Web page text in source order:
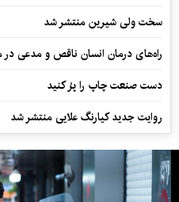
سخت ولی شیرین منتشر شد
راه‌های درمان انسان ناقص و مدعی در
دست صنعت چاپ را پرُ کنید
روایت جدید کیارنگ علایی منتشر شد